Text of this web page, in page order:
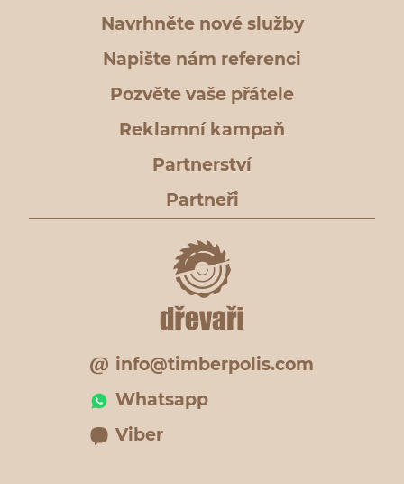
Navrhněte nové služby
Napište nám referenci
Pozvěte vaše přátele
Reklamní kampaň
Partnerství
Partneři
info@timberpolis.com
Whatsapp
Viber